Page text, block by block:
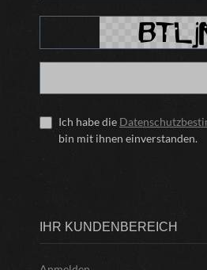
Ich habe die
bin mit ihnen einverstanden.
IHR KUNDENBEREICH